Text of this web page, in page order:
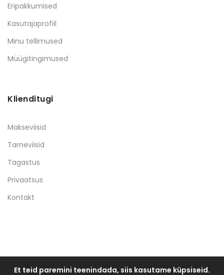
Et teid paremini teenindada, siis kasutame küpsiseid.
Eripakkumised
Kasutajaprofiil
Minu tellimused
Müügitingimused
Klienditugi
Makseviisid
Tarneviisid
Tagastus
Privaatsus
Kontakt